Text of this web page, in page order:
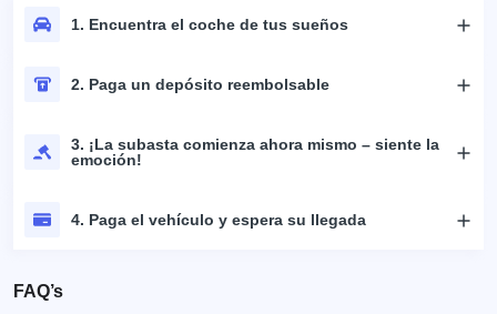
1. Encuentra el coche de tus sueños
2. Paga un depósito reembolsable
3. ¡La subasta comienza ahora mismo – siente la
emoción!
4. Paga el vehículo y espera su llegada
FAQ’s